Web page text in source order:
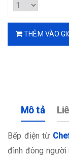
THÊM VÀO
Mô tả
Bếp điện từ
đình đông người